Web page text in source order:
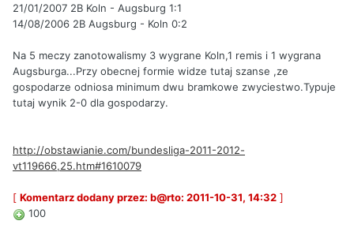
21/01/2007 2B Koln - Augsburg 1:1
14/08/2006 2B Augsburg - Koln 0:2
Na 5 meczy zanotowalismy 3 wygrane Koln,1 remis i 1 wygrana
Augsburga...Przy obecnej formie widze tutaj szanse ,ze
gospodarze odniosa minimum dwu bramkowe zwyciestwo.Typuje
tutaj wynik 2-0 dla gospodarzy.
http://obstawianie.com/bundesliga-2011-2012-
vt119666,25.htm#1610079
[ Komentarz dodany przez: b@rto: 2011-10-31, 14:32 ]
100